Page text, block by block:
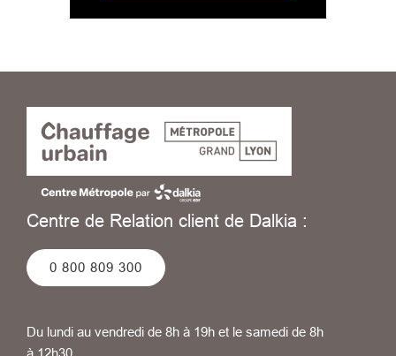
Centre de Relation client de Dalkia :
0 800 809 300
Du lundi au vendredi de 8h à 19h et le samedi de 8h